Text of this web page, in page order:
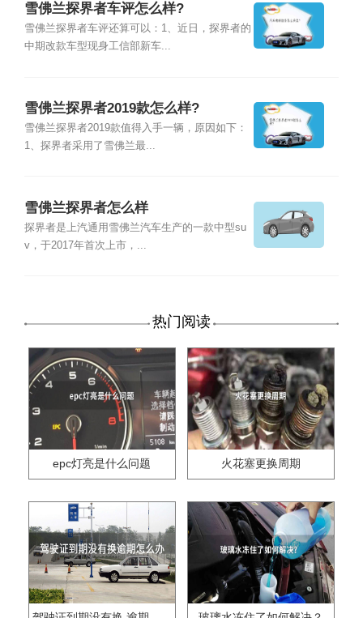
雪佛兰探界者车评怎么样?
雪佛兰探界者车评还算可以：1、近日，探界者的
中期改款车型现身工信部新车...
雪佛兰探界者2019款怎么样?
雪佛兰探界者2019款值得入手一辆，原因如下：
1、探界者采用了雪佛兰最...
雪佛兰探界者怎么样
探界者是上汽通用雪佛兰汽车生产的一款中型su
v，于2017年首次上市，...
热门阅读
epc灯亮是什么问题 火花塞更换周期